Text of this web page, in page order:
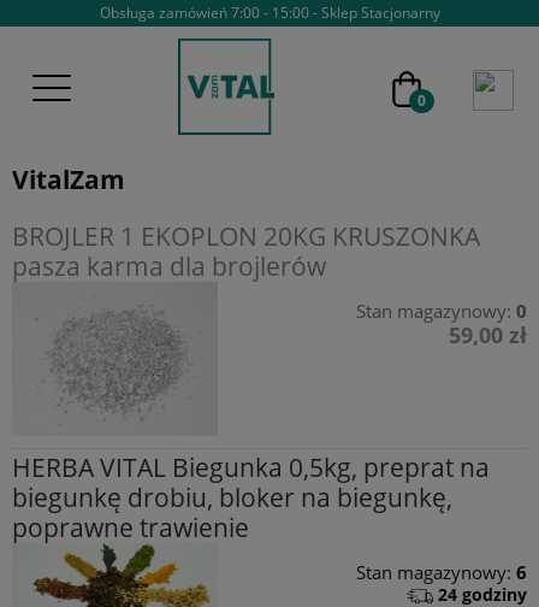
Obsługa zamówień 7:00 - 15:00 - Sklep Stacjonarny
VitalZam
BROJLER 1 EKOPLON 20KG KRUSZONKA
pasza karma dla brojlerów
Stan magazynowy: 0
59,00 zł
HERBA VITAL Biegunka 0,5kg, preprat na
biegunkę drobiu, bloker na biegunkę,
poprawne trawienie
Stan magazynowy: 6
24 godziny